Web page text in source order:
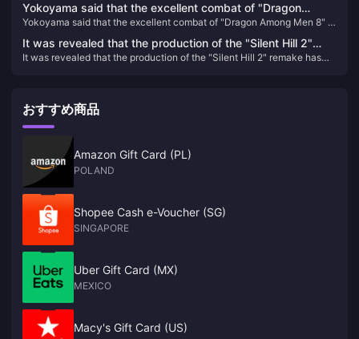
Yokoyama said that the excellent combat of "Dragon
Among Men 8" is inherited from the original action system.
Yokoyama said that the excellent combat of "Dragon Among Men 8" is
It was revealed that the production of the "Silent Hill 2"
remake has been completed, and Bloober Team's focus
It was revealed that the production of the "Silent Hill 2" remake has
おすすめ商品
Amazon Gift Card (PL)
POLAND
Shopee Cash e-Voucher (SG)
SINGAPORE
Uber Gift Card (MX)
MEXICO
Macy's Gift Card (US)